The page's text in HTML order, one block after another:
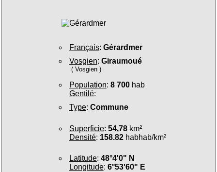
Français: Gérardmer
Vosgien: Giraumoué
( Vosgien )
Population: 8 700hab
Gentilé:
Type: Commune
Superficie: 54,78km²
Densité: 158.82habhab/km²
Latitude: 48°4'0" N
Longitude: 6°53'60" E